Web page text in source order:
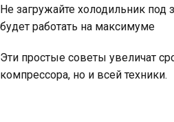
Не загружайте холодильник под
будет работать на максимуме
Эти простые советы увеличат
компрессора, но и всей техники.